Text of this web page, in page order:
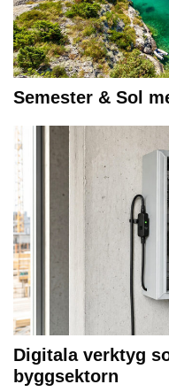
Semester & Sol
Digitala verktyg
byggsektorn